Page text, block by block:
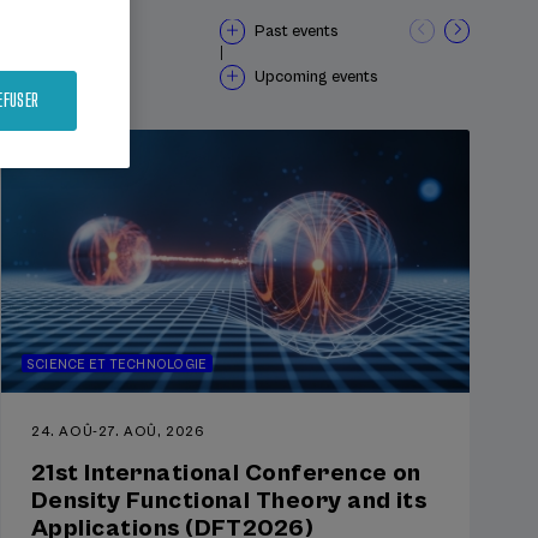
de
Past events
Upcoming events
SCIENCE ET TECHNOLOGIE
24. AOÛ-27. AOÛ, 2026
21st International Conference on
Density Functional Theory and its
Applications (DFT2026)